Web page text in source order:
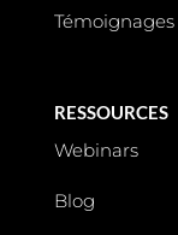
Témoignages
RESSOURCES
Webinars
Blog